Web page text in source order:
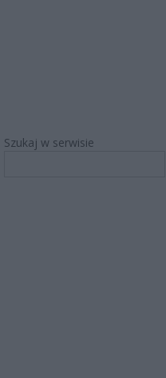
Szukaj w serwisie